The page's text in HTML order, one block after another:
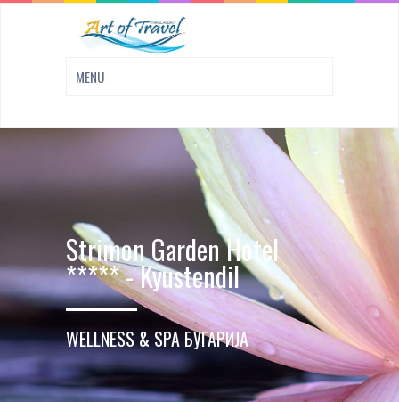
Strimon Garden Hotel
***** - Kyustendil
WELLNESS & SPA БУГАРИЈА